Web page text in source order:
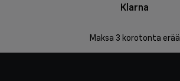
Klarna
Maksa 3 korotonta erää